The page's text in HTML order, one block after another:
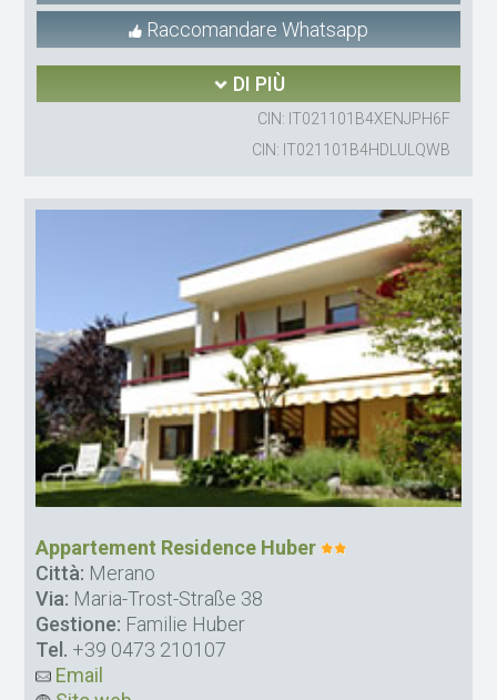
Raccomandare Whatsapp
DI PIÙ
CIN: IT021101B4XENJPH6F
CIN: IT021101B4HDLULQWB
Appartement Residence Huber
Città: Merano
Via: Maria-Trost-Straße 38
Gestione: Familie Huber
Tel. +39 0473 210107
Email